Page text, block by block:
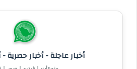
أخبار عاجلة - أخبار حصرية